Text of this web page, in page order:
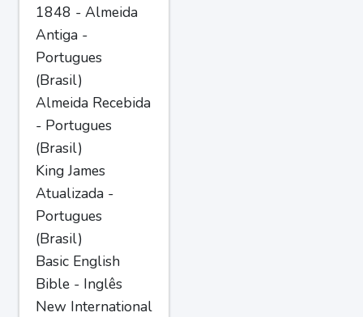
1848 - Almeida
Antiga -
Portugues
(Brasil)
Almeida Recebida
- Portugues
(Brasil)
King James
Atualizada -
Portugues
(Brasil)
Basic English
Bible - Inglês
New International